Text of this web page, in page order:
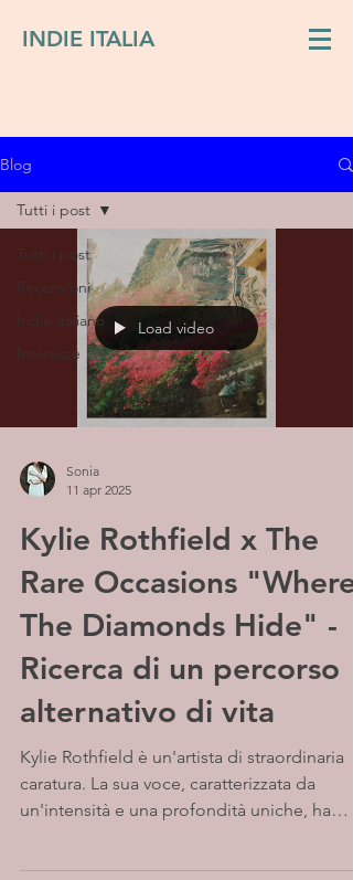
INDIE ITALIA
Blog
Tutti i post
Recensioni
Indie italiano
Interviste
Tutti i post
Load video
Sonia
11 apr 2025
Kylie Rothfield x The
Rare Occasions "Where
The Diamonds Hide" -
Ricerca di un percorso
alternativo di vita
Kylie Rothfield è un'artista di straordinaria
caratura. La sua voce, caratterizzata da
un'intensità e una profondità uniche, ha